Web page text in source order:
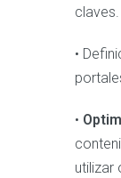
claves.
•
•
utilizar